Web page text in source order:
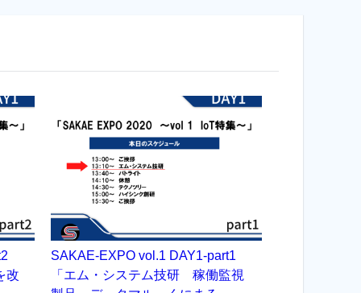
改
SAKAE-EXPO vol.1 DAY1-part1
「エム・システム技研 稼働監視